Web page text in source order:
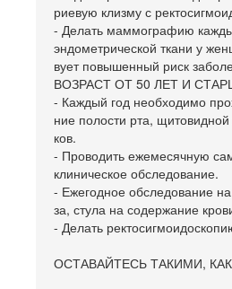
риевую клизму с
- Делать маммографию
эндометрической ткани у
вует повышенный риск
ВОЗРАСТ ОТ 50 ЛЕТ И
- Каждый год необходимо
ние полости рта,
ков.
- Проводить ежемесячную
клиническое обследование.
- Ежегодное обследование
за, стула на содержание
- Делать
ОСТАВАЙТЕСЬ ТАКИМИ,